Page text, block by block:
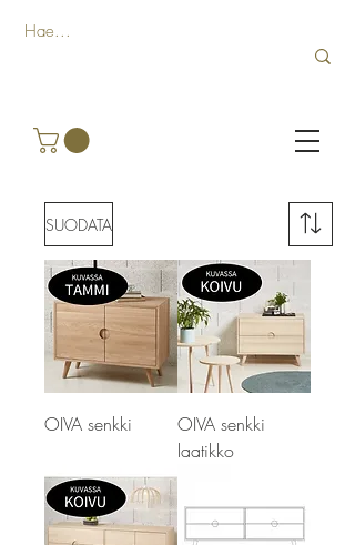
SUODATA
OIVA senkki
OIVA senkki
laatikko